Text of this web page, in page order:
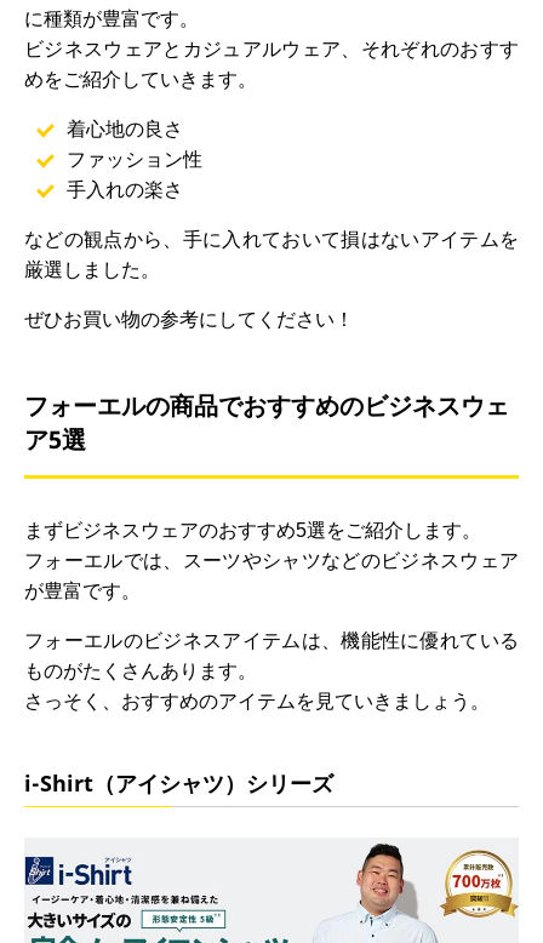
に種類が豊富です。
ビジネスウェアとカジュアルウェア、それぞれのおすす
めをご紹介していきます。
着心地の良さ
ファッション性
手入れの楽さ
などの観点から、手に入れておいて損はないアイテムを
厳選しました。
ぜひお買い物の参考にしてください！
フォーエルの商品でおすすめのビジネスウェ
ア5選
まずビジネスウェアのおすすめ5選をご紹介します。
フォーエルでは、スーツやシャツなどのビジネスウェア
が豊富です。
フォーエルのビジネスアイテムは、機能性に優れている
ものがたくさんあります。
さっそく、おすすめのアイテムを見ていきましょう。
i-Shirt（アイシャツ）シリーズ